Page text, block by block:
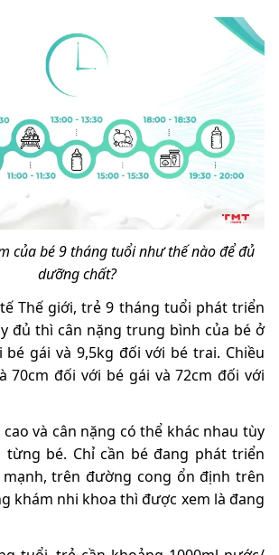
của bé 9 tháng tuổi như thế nào để đủ
dưỡng chất?
Thế giới, trẻ 9 tháng tuổi phát triển
đủ thì cân nặng trung bình của bé ở
gái và 9,5kg đối với bé trai. Chiều
70cm đối với bé gái và 72cm đối với
và cân nặng có thể khác nhau tùy
bé. Chỉ cần bé đang phát triển
trên đường cong ổn định trên
khám nhi khoa thì được xem là đang